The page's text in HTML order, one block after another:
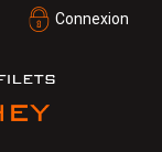
Connexion